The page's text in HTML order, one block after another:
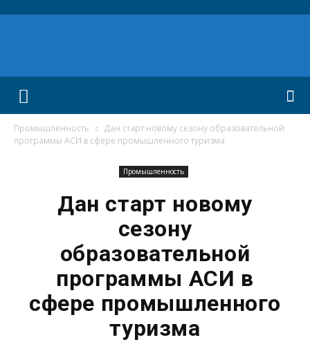
Промышленность
Дан старт новому сезону образовательной
программы АСИ в сфере промышленного туризма
Промышленность
Дан старт новому
сезону
образовательной
программы АСИ в
сфере промышленного
туризма